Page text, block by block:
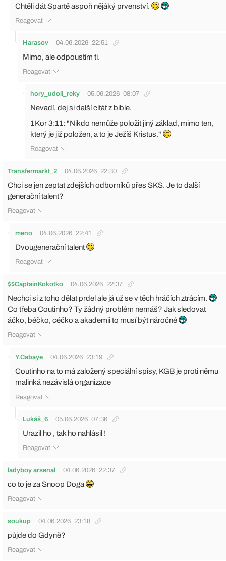
Chtěli dát Spartě aspoň nějáký prvenství.
Reagovat
Harasov 04.06.2026 22:51
Mimo, ale odpoustim ti.
Reagovat
hory_udoli_reky 05.06.2026 08:07
Nevadí, dej si další citát z bible.
1 Kor 3:11: "Nikdo nemůže položit jiný základ, mimo ten,
který je již položen, a to je Ježíš Kristus."
Reagovat
Transfermarkt_2 04.06.2026 22:30
Chci se jen zeptat zdejších odborníků přes SKS. Je to další
generační talent?
Reagovat
meno 04.06.2026 22:41
Dvougenerační talent
Reagovat
$$CaptainKokotko 04.06.2026 22:37
Nechci si z toho dělat prdel ale já už se v těch hráčích ztrácím.
Co třeba Coutinho? Ty žádný problém nemáš? Jak sledovat
áčko, béčko, céčko a akademii to musí být náročné
Reagovat
Y.Cabaye 04.06.2026 23:19
Coutinho na to má založený speciální spisy, KGB je proti němu
malinká nezávislá organizace
Reagovat
Lukáš_6 05.06.2026 07:36
Urazil ho , tak ho nahlásil !
Reagovat
ladyboy arsenal 04.06.2026 22:37
co to je za Snoop Doga
Reagovat
soukup 04.06.2026 23:18
půjde do Gdyně?
Reagovat